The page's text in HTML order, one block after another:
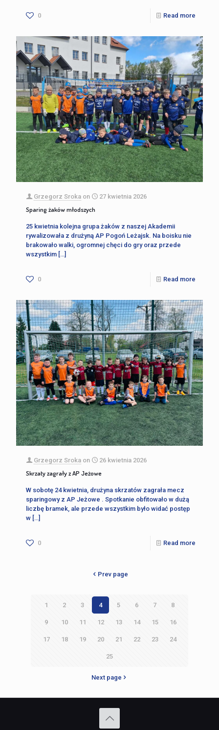
0 Read more
Grzegorz Sroka on 27 kwietnia 2026
Sparing żaków młodszych
25 kwietnia kolejna grupa żaków z naszej Akademii
rywalizowała z drużyną AP Pogoń Leżajsk. Na boisku nie
brakowało walki, ogromnej chęci do gry oraz przede
wszystkim […]
0 Read more
Grzegorz Sroka on 26 kwietnia 2026
Skrzaty zagrały z AP Jeżowe
W sobotę 24 kwietnia, drużyna skrzatów zagrała mecz
sparingowy z AP Jeżowe . Spotkanie obfitowało w dużą
liczbę bramek, ale przede wszystkim było widać postęp
w […]
0 Read more
Prev page
1 2 3 4 5 6 7 8
9 10 11 12 13 14 15 16
17 18 19 20 21 22 23 24
25
Next page